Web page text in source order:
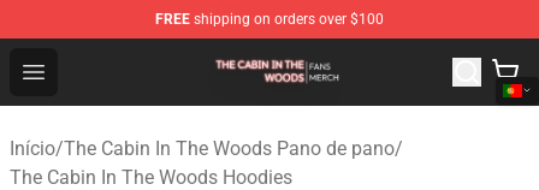
FREE shipping on orders over $100
Open menu
The Cabin In The Woods Shop - Official The Cabin In
Início/The Cabin In The Woods Pano de pano/
The Cabin In The Woods Hoodies